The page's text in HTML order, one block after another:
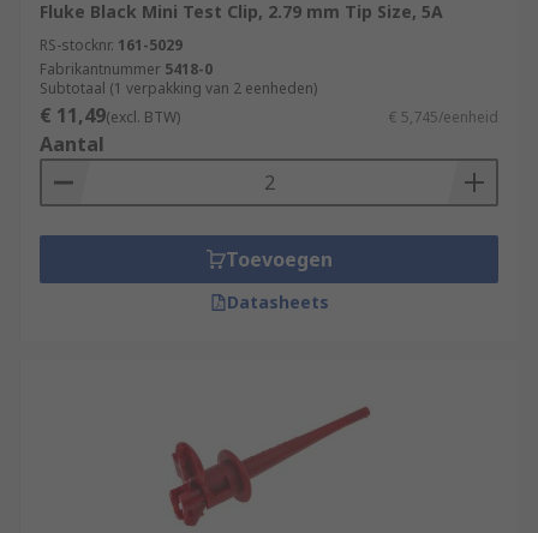
Fluke Black Mini Test Clip, 2.79 mm Tip Size, 5A
RS-stocknr. 161-5029
Fabrikantnummer 5418-0
Subtotaal (1 verpakking van 2 eenheden)
€ 11,49(excl. BTW) € 5,745/eenheid
Aantal
Toevoegen
Datasheets